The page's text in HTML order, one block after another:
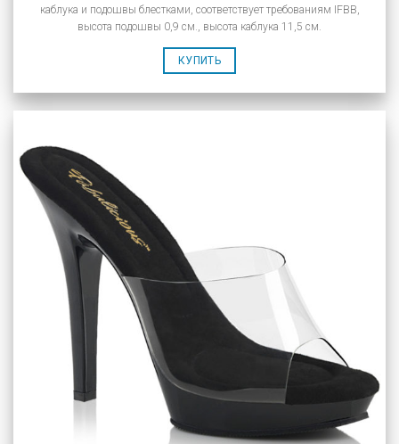
каблука и подошвы блестками, соответствует требованиям IFBB,
высота подошвы 0,9 см., высота каблука 11,5 см.
КУПИТЬ